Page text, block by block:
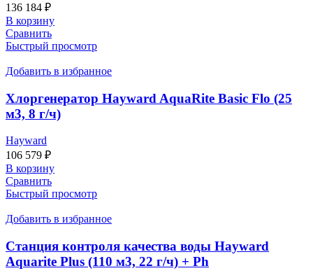
136 184 ₽
В корзину
Сравнить
Быстрый просмотр
Добавить в избранное
Хлоргенератор Hayward AquaRite Basic Flo (25
м3, 8 г/ч)
Hayward
106 579 ₽
В корзину
Сравнить
Быстрый просмотр
Добавить в избранное
Станция контроля качества воды Hayward
Aquarite Plus (110 м3, 22 г/ч) + Ph